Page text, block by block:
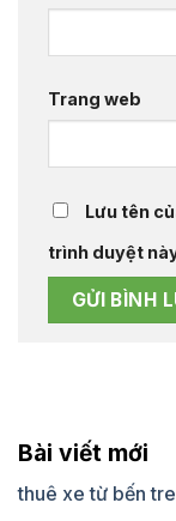
Trang web
Lưu tên
trình duyệt
Bài viết mới
thuê xe từ bến